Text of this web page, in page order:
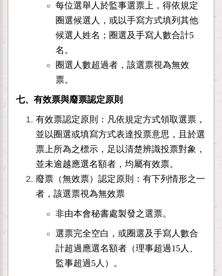
每位選舉人於監事選票上，得依規定
圈選候選人，或以手寫方式填列其他
候選人姓名；圈選及手寫人數合計5
名。
圈選人數超過者，該選票視為無效
票。
七、有效票與廢票認定原則
有效票認定原則：凡依規定方式領取選票，
並以圈選或填寫方式表達投票意思，且於選
票上所為之標示，足以清楚辨識投票對象，
並未逾越應選名額者，均屬有效票。
廢票 （無效票）認定原則： 有下列情形之一
者，該選票視為無效票
非由本會秘書處製發之選票。
選票完全空白，或圈選及手寫人數合
計超過應選名額者（理事超過15人、
監事超過5人）。